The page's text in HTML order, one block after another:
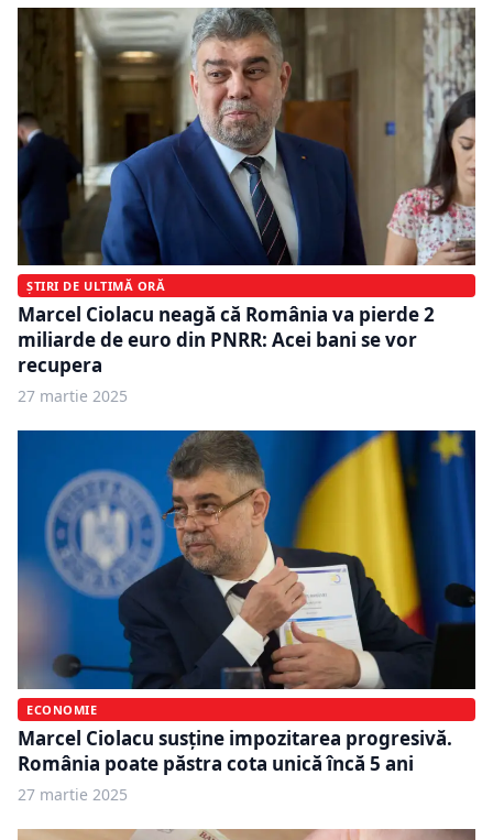
ȘTIRI DE ULTIMĂ ORĂ
Marcel Ciolacu neagă că România va pierde 2
miliarde de euro din PNRR: Acei bani se vor
recupera
27 martie 2025
ECONOMIE
Marcel Ciolacu susține impozitarea progresivă.
România poate păstra cota unică încă 5 ani
27 martie 2025